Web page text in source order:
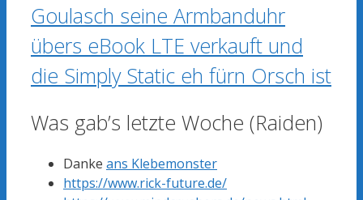
Goulasch seine Armbanduhr
übers eBook LTE verkauft und
die Simply Static eh fürn Orsch ist
Was gab’s letzte Woche (Raiden)
Danke ans Klebemonster
https://www.rick-future.de/